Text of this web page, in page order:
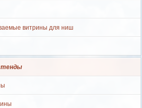
витрины для ниш